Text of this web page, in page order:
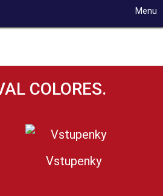
COLORES.
Vstupenky
Menu